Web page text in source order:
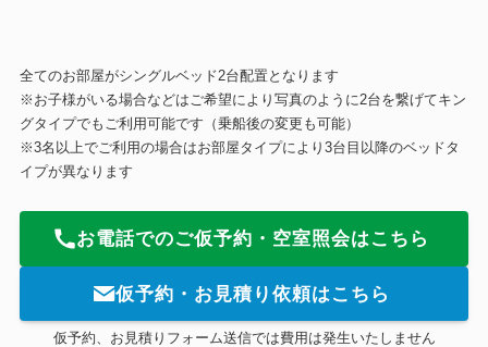
全てのお部屋がシングルベッド2台配置となります
※お子様がいる場合などはご希望により写真のように2台を繋げてキン
グタイプでもご利用可能です（乗船後の変更も可能）
※3名以上でご利用の場合はお部屋タイプにより3台目以降のベッドタ
イプが異なります
お電話でのご仮予約・空室照会はこちら
仮予約・お見積り依頼はこちら
仮予約、お見積りフォーム送信では費用は発生いたしません